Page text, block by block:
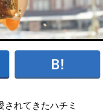
されてきたハチミ